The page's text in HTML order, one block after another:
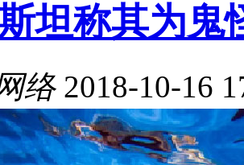
坦称其为鬼
络 2018-10-16